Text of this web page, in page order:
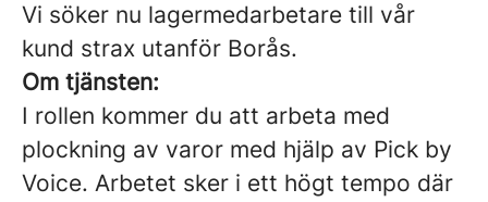
Vi söker nu lagermedarbetare till vår
kund strax utanför Borås.
Om tjänsten:
I rollen kommer du att arbeta med
plockning av varor med hjälp av Pick by
Voice. Arbetet sker i ett högt tempo där